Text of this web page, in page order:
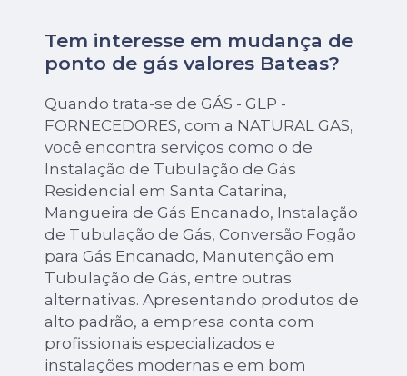
Tem interesse em mudança de
ponto de gás valores Bateas?
Quando trata-se de GÁS - GLP -
FORNECEDORES, com a NATURAL GAS,
você encontra serviços como o de
Instalação de Tubulação de Gás
Residencial em Santa Catarina,
Mangueira de Gás Encanado, Instalação
de Tubulação de Gás, Conversão Fogão
para Gás Encanado, Manutenção em
Tubulação de Gás, entre outras
alternativas. Apresentando produtos de
alto padrão, a empresa conta com
profissionais especializados e
instalações modernas e em bom